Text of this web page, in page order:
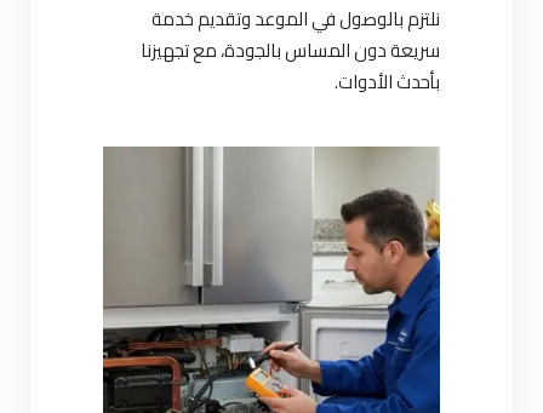
نلتزم بالوصول في الموعد وتقديم خدمة
سريعة دون المساس بالجودة، مع تجهيزنا
بأحدث الأدوات.